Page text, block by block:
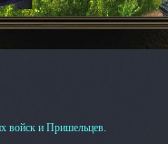
войск и Пришельцев.